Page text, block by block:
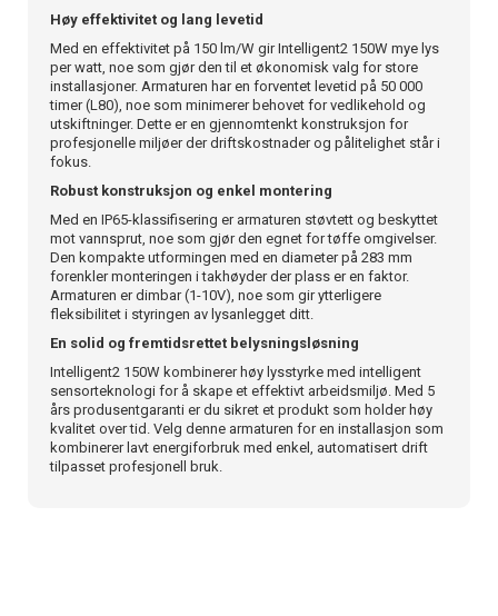
Høy effektivitet og lang levetid
Med en effektivitet på 150 lm/W gir Intelligent2 150W mye lys
per watt, noe som gjør den til et økonomisk valg for store
installasjoner. Armaturen har en forventet levetid på 50 000
timer (L80), noe som minimerer behovet for vedlikehold og
utskiftninger. Dette er en gjennomtenkt konstruksjon for
profesjonelle miljøer der driftskostnader og pålitelighet står i
fokus.
Robust konstruksjon og enkel montering
Med en IP65-klassifisering er armaturen støvtett og beskyttet
mot vannsprut, noe som gjør den egnet for tøffe omgivelser.
Den kompakte utformingen med en diameter på 283 mm
forenkler monteringen i takhøyder der plass er en faktor.
Armaturen er dimbar (1-10V), noe som gir ytterligere
fleksibilitet i styringen av lysanlegget ditt.
En solid og fremtidsrettet belysningsløsning
Intelligent2 150W kombinerer høy lysstyrke med intelligent
sensorteknologi for å skape et effektivt arbeidsmiljø. Med 5
års produsentgaranti er du sikret et produkt som holder høy
kvalitet over tid. Velg denne armaturen for en installasjon som
kombinerer lavt energiforbruk med enkel, automatisert drift
tilpasset profesjonell bruk.